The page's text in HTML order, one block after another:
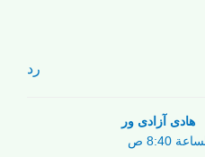
رد
هادی آزادی ور